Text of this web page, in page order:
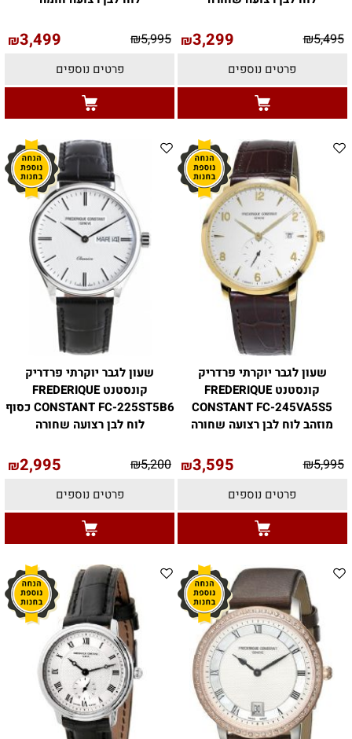
₪5,495
₪3,299
פרטים נוספים
₪5,995
₪3,499
פרטים נוספים
שעון לגבר יוקרתי פרדריק
קונסטנט FREDERIQUE
CONSTANT FC-245VA5S5
מוזהב לוח לבן רצועה שחורה
₪5,995
₪3,595
פרטים נוספים
שעון לגבר יוקרתי פרדריק
קונסטנט FREDERIQUE
CONSTANT FC-225ST5B6 כסוף
לוח לבן רצועה שחורה
₪5,200
₪2,995
פרטים נוספים